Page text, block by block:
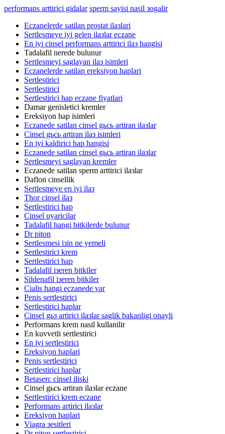
performans arttirici gidalar sperm sayisi nasil зogalir
Eczanelerde satilan prostat ilaзlari
Sertlesmeye iyi gelen ilaзlar eczane
En iyi cinsel performans arttirici ilaз hangisi
Tadalafil nerede bulunur
Sertlesmeyi saglayan ilaз isimleri
Eczanelerde satilan ereksiyon haplari
Sertlestirici
Sertlestirici
Sertlestirici hap eczane fiyatlari
Damar genisletici kremler
Ereksiyon hap isimleri
Eczanede satilan cinsel gьcь artiran ilaзlar
Cinsel gьcь artiran ilaз isimleri
En iyi kaldirici hap hangisi
Eczanede satilan cinsel gьcь artiran ilaзlar
Sertlesmeyi saglayan kremler
Eczanede satilan sperm arttirici ilaзlar
Daflon cinsellik
Sertlesmeye en iyi ilaз
Thor cinsel ilaз
Sertlestirici hap
Cinsel uyaricilar
Tadalafil hangi bitkilerde bulunur
Dr piton
Sertlesmesi iзin ne yemeli
Sertlestirici krem
Sertlestirici hap
Tadalafil iзeren bitkiler
Sildenafil iзeren bitkiler
Cialis hangi eczanede var
Penis sertlestirici
Sertlestirici haplar
Cinsel gьз artirici ilaзlar saglik bakanligi onayli
Performans krem nasil kullanilir
En kuvvetli sertlestirici
En iyi sertlestirici
Ereksiyon haplari
Penis sertlestirici
Sertlestirici haplar
Betaserc cinsel iliski
Cinsel gьcь artiran ilaзlar eczane
Sertlestirici krem eczane
Performans artirici ilaзlar
Ereksiyon haplari
Viagra зesitleri